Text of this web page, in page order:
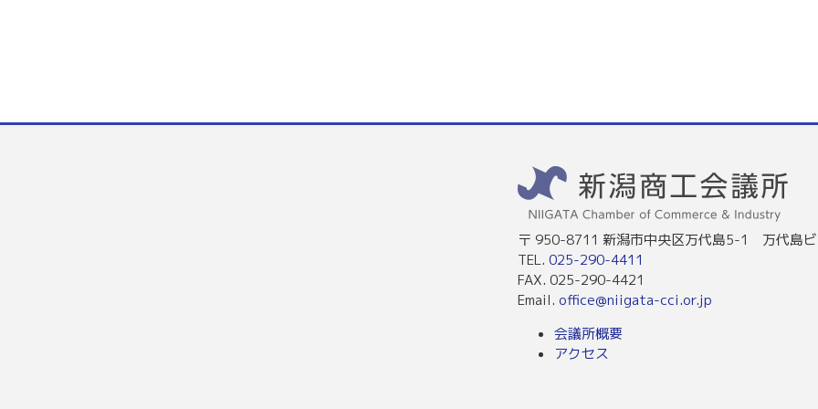
〒 950-8711 新潟市中央区万代島5-1 万代島
TEL. 025-290-4411
FAX. 025-290-4421
Email. office@niigata-cci.or.jp
会議所概要
アクセス